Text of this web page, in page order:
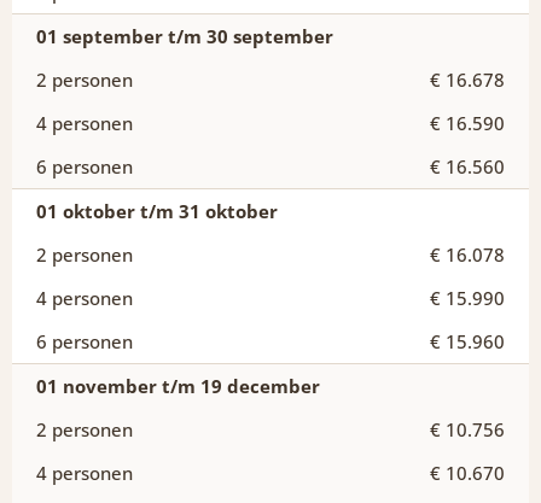
01 september t/m 30 september
€ 16.678
€ 16.590
€ 16.560
01 oktober t/m 31 oktober
€ 16.078
€ 15.990
€ 15.960
01 november t/m 19 december
€ 10.756
€ 10.670